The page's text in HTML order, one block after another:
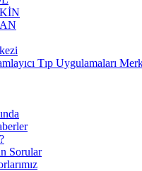
Tıp Uygulamaları
Sorular